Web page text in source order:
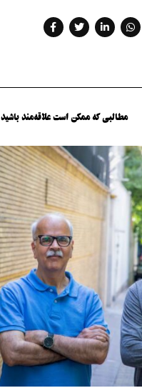
مطالبی که ممکن است علاقه‌مند باشید